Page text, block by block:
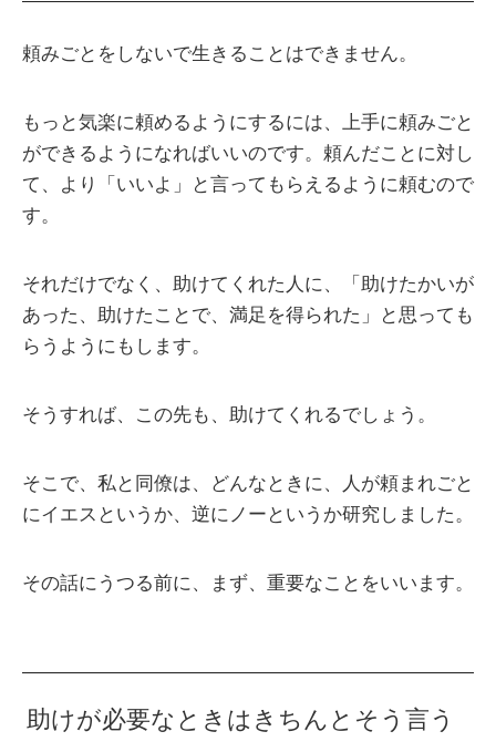
頼みごとをしないで生きることはできません。
もっと気楽に頼めるようにするには、上手に頼みごと
ができるようになればいいのです。頼んだことに対し
て、より「いいよ」と言ってもらえるように頼むので
す。
それだけでなく、助けてくれた人に、「助けたかいが
あった、助けたことで、満足を得られた」と思っても
らうようにもします。
そうすれば、この先も、助けてくれるでしょう。
そこで、私と同僚は、どんなときに、人が頼まれごと
にイエスというか、逆にノーというか研究しました。
その話にうつる前に、まず、重要なことをいいます。
助けが必要なときはきちんとそう言う